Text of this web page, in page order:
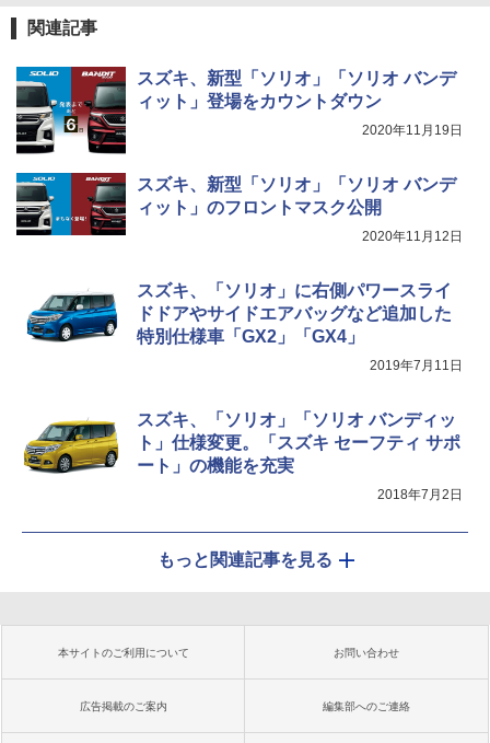
関連記事
スズキ、新型「ソリオ」「ソリオ バンデ
ィット」登場をカウントダウン
2020年11月19日
スズキ、新型「ソリオ」「ソリオ バンデ
ィット」のフロントマスク公開
2020年11月12日
スズキ、「ソリオ」に右側パワースライ
ドドアやサイドエアバッグなど追加した
特別仕様車「GX2」「GX4」
2019年7月11日
スズキ、「ソリオ」「ソリオ バンディッ
ト」仕様変更。「スズキ セーフティ サポ
ート」の機能を充実
2018年7月2日
もっと関連記事を見る
本サイトのご利用について お問い合わせ
広告掲載のご案内 編集部へのご連絡